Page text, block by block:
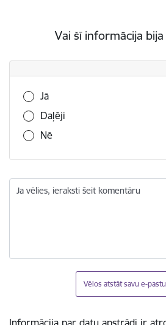
Vai šī informācija
Vai šī informācija bija noderīga?
Jā
Daļēji
Nē
Ja vēlies, ieraksti šeit komentāru
Vēlos atstāt savu e-
Informācija par datu apstrādi ir